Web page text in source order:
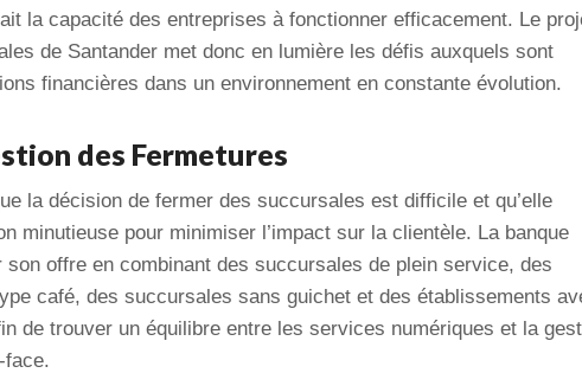
la capacité des entreprises à fonctionner efficacement. Le
de Santander met donc en lumière les défis auxquels sont
financières dans un environnement en constante évolution.
des Fermetures
la décision de fermer des succursales est difficile et qu’elle
minutieuse pour minimiser l’impact sur la clientèle. La banque
son offre en combinant des succursales de plein service, des
café, des succursales sans guichet et des établissements
de trouver un équilibre entre les services numériques et la
face.